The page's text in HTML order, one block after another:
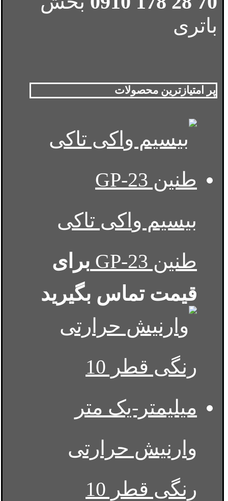
باتری
پر امتیازترین محصولات
بیسیم واکی تاکی
طنین GP-23
برای
قیمت تماس بگیرید
وارنیش حرارتی
رنگی قطر 10